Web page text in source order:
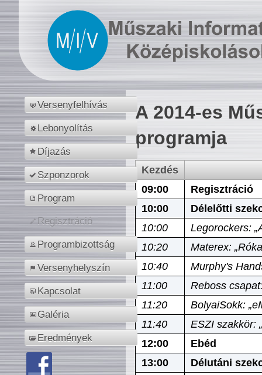
Versenyfelhívás
Lebonyolítás
Díjazás
Szponzorok
Program
Regisztráció
Programbizottság
Versenyhelyszín
Kapcsolat
Galéria
Eredmények
A 2014-es
programja
Kezdés
09:00
Regisztráció
10:00
Délelőtti
10:00
Legorockers:
10:20
Materex:
10:40
Murphy's
11:00
Reboss
11:20
BolyaiSokk:
11:40
ESZI szakkör:
12:00
Ebéd
13:00
Délutáni